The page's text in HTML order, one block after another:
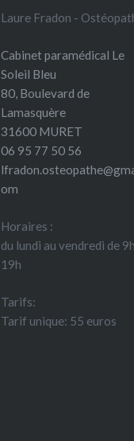
Laure Fradon -
Cabinet paramédical Le
Soleil Bleu
80, Boulevard de
Lamasquère
31600 MURET
06 95 77 50 56
om
Horaires :
du lundi au vendredi de
19h
Tarifs:
Tarif unique: 55 euros